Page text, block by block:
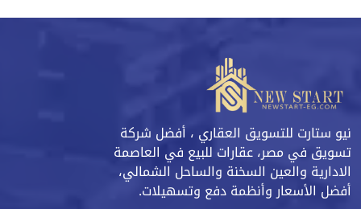
نيو ستارت للتسويق العقاري ، أفضل شركة
تسويق في مصر، عقارات للبيع في العاصمة
الادارية والعين السخنة والساحل الشمالي،
أفضل الأسعار وأنظمة دفع وتسهيلات.